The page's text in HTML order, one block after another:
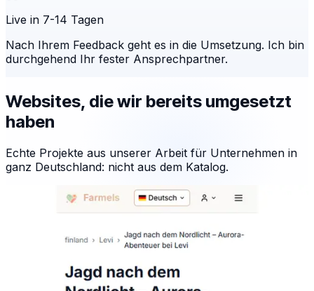
Live in 7-14 Tagen
Nach Ihrem Feedback geht es in die Umsetzung. Ich bin
durchgehend Ihr fester Ansprechpartner.
Websites, die wir bereits umgesetzt
haben
Echte Projekte aus unserer Arbeit für Unternehmen in
ganz Deutschland: nicht aus dem Katalog.